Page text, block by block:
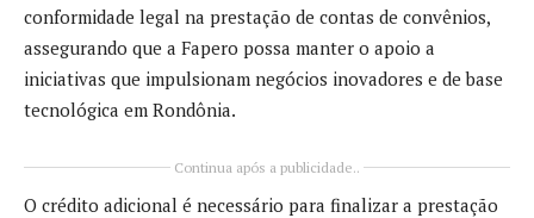
conformidade legal na prestação de contas de convênios,
assegurando que a Fapero possa manter o apoio a
iniciativas que impulsionam negócios inovadores e de base
tecnológica em Rondônia.
Continua após a publicidade..
O crédito adicional é necessário para finalizar a prestação